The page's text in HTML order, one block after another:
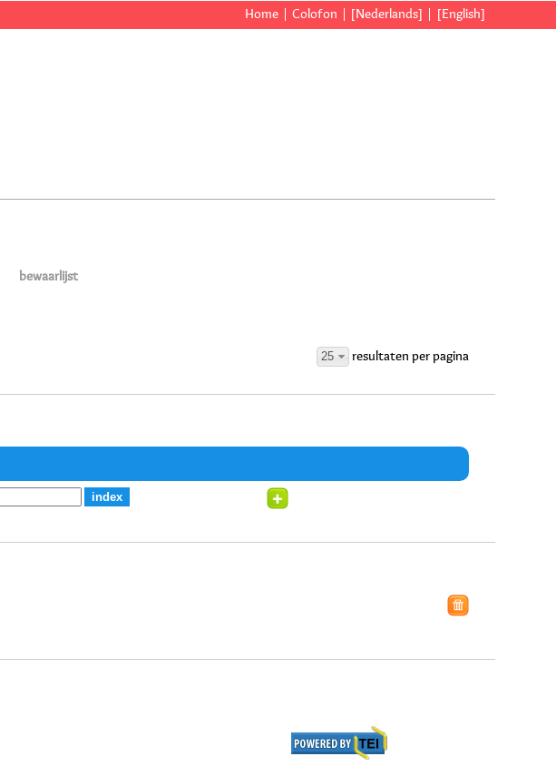
Home Colofon [Nederlands] [English]
bewaarlijst
25 resultaten per pagina